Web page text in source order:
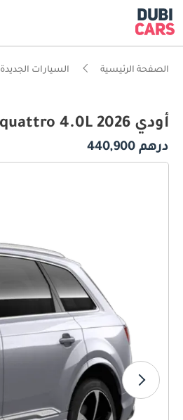
الصفحة الرئيسية السيارات الجديدة
أودي SQ7 TFSI quattro 4.0L 2026
درهم 440,900